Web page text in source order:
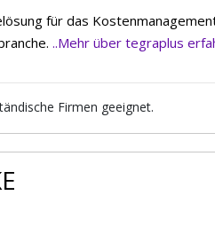
für das
..Mehr über tegraplus
Firmen geeignet.